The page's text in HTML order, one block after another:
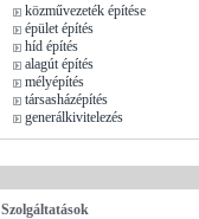
közművezeték építése
épület építés
híd építés
alagút építés
mélyépítés
társasházépítés
generálkivitelezés
Szolgáltatások